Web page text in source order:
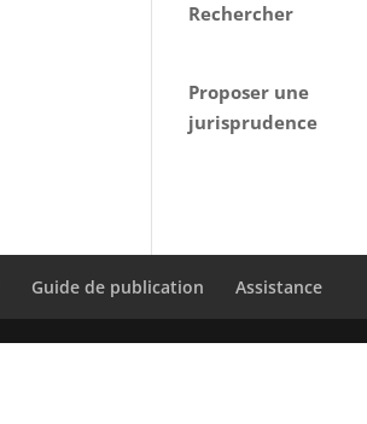
Rechercher
Proposer une
jurisprudence
Guide de publication Assistance